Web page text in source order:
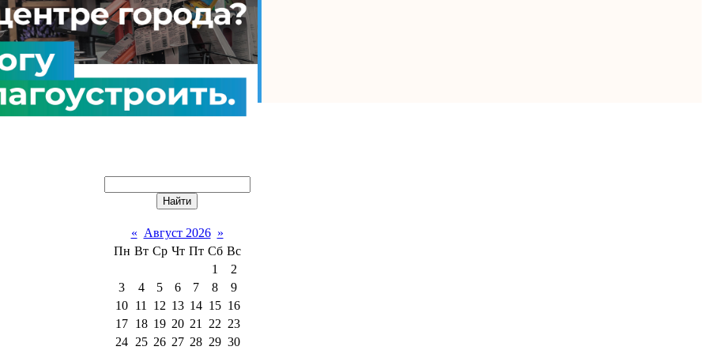
« Август 2026 »
Пн Вт Ср Чт Пт Сб Вс
1
2
3
4 5 6 7 8
9
10 11 12 13 14 15 16
17 18 19 20 21 22 23
24 25 26 27 28 29 30